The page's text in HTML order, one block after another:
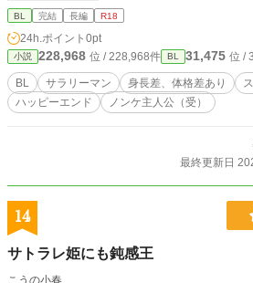
BL 完結 長編 R18
24h.ポイント 0pt
小説 228,968 位 / 228,968件 BL 31,475 位 /
BL サラリーマン 身長差、体格差あり
ハッピーエンド
ノンケ主人公（受）
最終更新日
14
サトラレ姫にも鈍感王
こうの小春